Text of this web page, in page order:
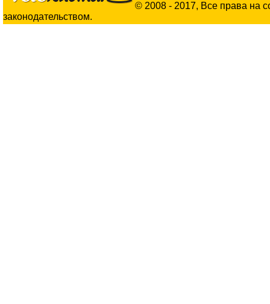
© 2008 - 2017, Все права на
законодательством.